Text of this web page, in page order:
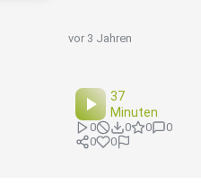
vor 3 Jahren
37
Minuten
0 0 0
0
0
0